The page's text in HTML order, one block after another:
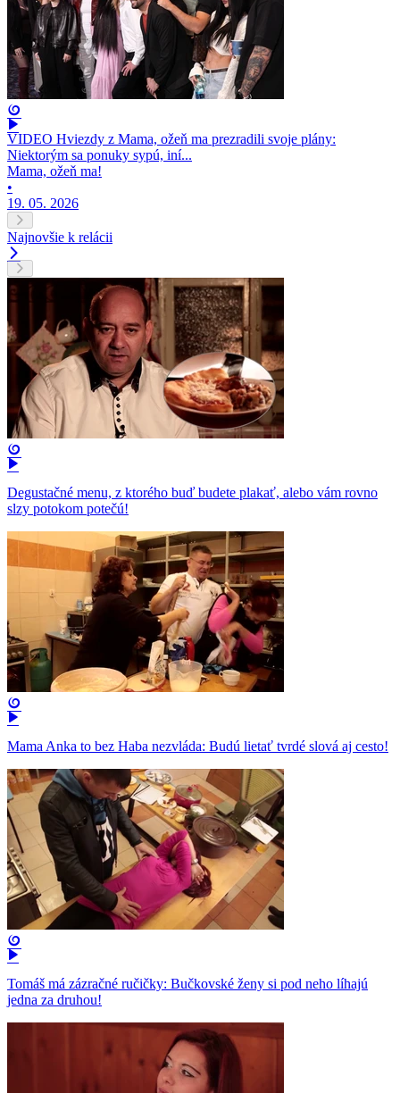
VIDEO Hviezdy z Mama, ožeň ma prezradili svoje plány:
Niektorým sa ponuky sypú, iní...
Mama, ožeň ma!
•
19. 05. 2026
Najnovšie k relácii
Degustačné menu, z ktorého buď budete plakať, alebo vám rovno
slzy potokom potečú!
Mama Anka to bez Haba nezvláda: Budú lietať tvrdé slová aj cesto!
Tomáš má zázračné ručičky: Bučkovské ženy si pod neho líhajú
jedna za druhou!